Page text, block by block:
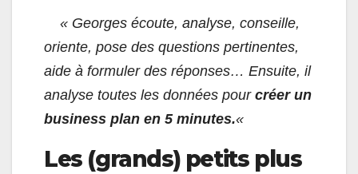
« Georges écoute, analyse, conseille,
oriente, pose des questions pertinentes,
aide à formuler des réponses… Ensuite, il
analyse toutes les données pourcréer un
business plan en 5 minutes.«
Les (grands) petits plus